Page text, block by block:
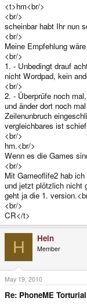
<t>hm<br/>
<br/>
scheinbar habt Ihr nun
<br/>
Meine Empfehlung
<br/>
1. - Unbedingt drauf
nicht Wordpad, kein
<br/>
2. - Überprüfe noch
und änder dort noch
Zeilenunbruch
vergleichbares ist
<br/>
hm.<br/>
Wenn es die Games
<br/>
Mit Gameoflife2 hab
und jetzt plötzlich nicht
geht ja die 1.
<br/>
CR</t>
H Hein
Member
May 19, 2010
Re: PhoneME